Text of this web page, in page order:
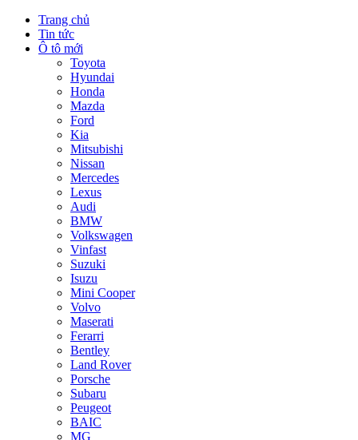
Trang chủ
Tin tức
Ô tô mới
Toyota
Hyundai
Honda
Mazda
Ford
Kia
Mitsubishi
Nissan
Mercedes
Lexus
Audi
BMW
Volkswagen
Vinfast
Suzuki
Isuzu
Mini Cooper
Volvo
Maserati
Ferarri
Bentley
Land Rover
Porsche
Subaru
Peugeot
BAIC
MG